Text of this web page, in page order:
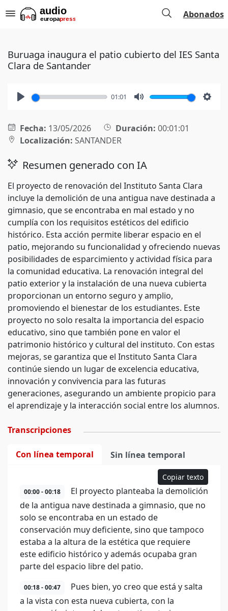
Abonados
Buruaga inaugura el patio cubierto del IES Santa
Clara de Santander
01:01
Fecha: 13/05/2026 Duración: 00:01:01
Localización: SANTANDER
Resumen generado con IA
El proyecto de renovación del Instituto Santa Clara
incluye la demolición de una antigua nave destinada a
gimnasio, que se encontraba en mal estado y no
cumplía con los requisitos estéticos del edificio
histórico. Esta acción permite liberar espacio en el
patio, mejorando su funcionalidad y ofreciendo nuevas
posibilidades de esparcimiento y actividad física para
la comunidad educativa. La renovación integral del
patio exterior y la instalación de una nueva cubierta
proporcionan un entorno seguro y amplio,
promoviendo el bienestar de los estudiantes. Este
proyecto no solo resalta la importancia del espacio
educativo, sino que también pone en valor el
patrimonio histórico y cultural del instituto. Con estas
mejoras, se garantiza que el Instituto Santa Clara
continúe siendo un lugar de excelencia educativa,
innovación y convivencia para las futuras
generaciones, asegurando un ambiente propicio para
el aprendizaje y la interacción social entre los alumnos.
Transcripciones
Con línea temporal Sin línea temporal
Copiar texto
00:00 - 00:18
El proyecto planteaba la demolición
de la antigua nave destinada a gimnasio, que no
solo se encontraba en un estado de
conservación muy deficiente, sino que tampoco
estaba a la altura de la estética que requiere
este edificio histórico y además ocupaba gran
parte del espacio libre del patio.
00:18 - 00:47
Pues bien, yo creo que está y salta
a la vista con esta nueva cubierta, con la